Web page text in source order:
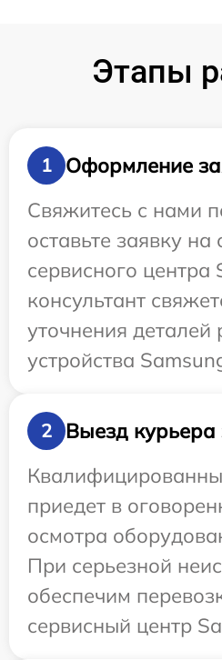
Этапы
1
Оформление
Свяжитесь с нами
оставьте заявку на
сервисного
консультант
уточнения
устройства
2
Выезд курьера
приедет в
осмотра
При серьезной
обеспечим
сервисный центр